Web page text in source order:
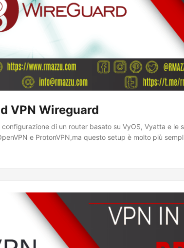
VPN Wireguard
di un router basato su VyOS, Vyatta e le
e ProtonVPN,ma questo setup è molto più